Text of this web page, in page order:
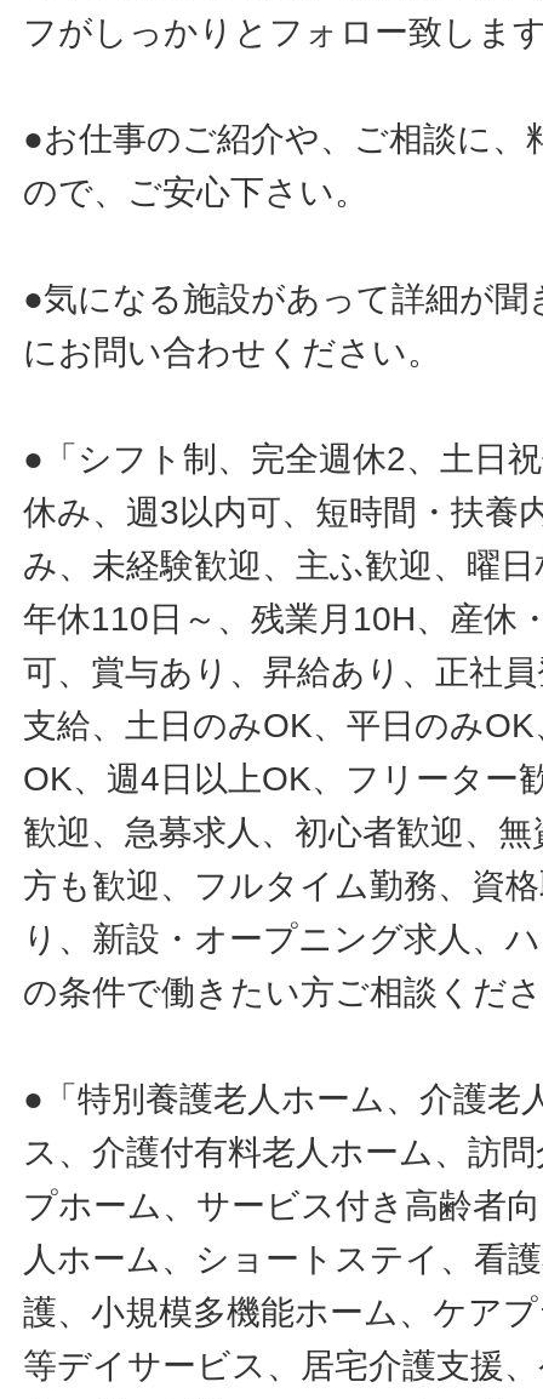
フがしっかりとフォロー致しま
●お仕事のご紹介や、ご相談に
ので、ご安心下さい。
●気になる施設があって詳細が
にお問い合わせください。
●「シフト制、完全週休2、土日
休み、週3以内可、短時間・扶養
み、未経験歓迎、主ふ歓迎、曜
年休110日～、残業月10H、産休
可、賞与あり、昇給あり、正社
支給、土日のみOK、平日のみ
OK、週4日以上OK、フリーター
歓迎、急募求人、初心者歓迎、
方も歓迎、フルタイム勤務、資
り、新設・オープニング求人、
の条件で働きたい方ご相談くだ
●「特別養護老人ホーム、介護老
ス、介護付有料老人ホーム、訪
プホーム、サービス付き高齢者
人ホーム、ショートステイ、看
護、小規模多機能ホーム、ケア
等デイサービス、居宅介護支援